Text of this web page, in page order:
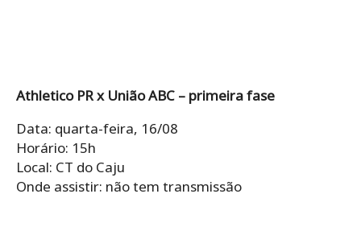
Athletico PR x União ABC – primeira fase
Data: quarta-feira, 16/08
Horário: 15h
Local: CT do Caju
Onde assistir: não tem transmissão